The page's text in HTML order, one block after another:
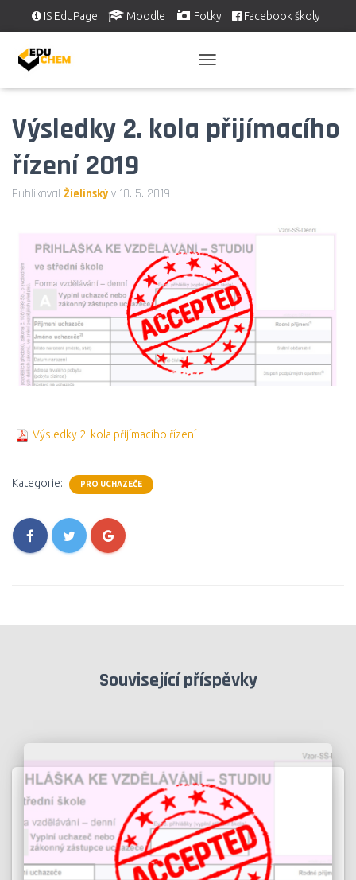
IS EduPage Moodle Fotky Facebook školy
Ř
N
G
A
C
I
Výsledky 2. kola přijímacího
řízení 2019
Publikoval Žielinský v 10. 5. 2019
Výsledky 2. kola přijímacího řízení
Kategorie: PRO UCHAZEČE
Související příspěvky